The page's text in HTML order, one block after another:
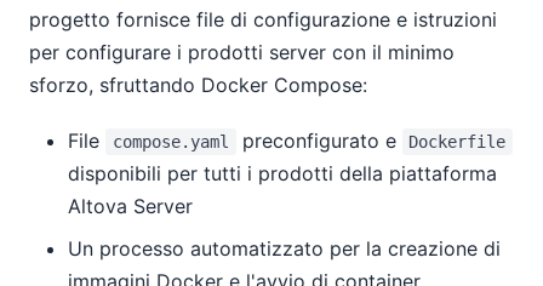
progetto fornisce file di configurazione e istruzioni
per configurare i prodotti server con il minimo
sforzo, sfruttando Docker Compose:
File compose.yaml preconfigurato e Dockerfile
disponibili per tutti i prodotti della piattaforma
Altova Server
Un processo automatizzato per la creazione di
immagini Docker e l'avvio di container